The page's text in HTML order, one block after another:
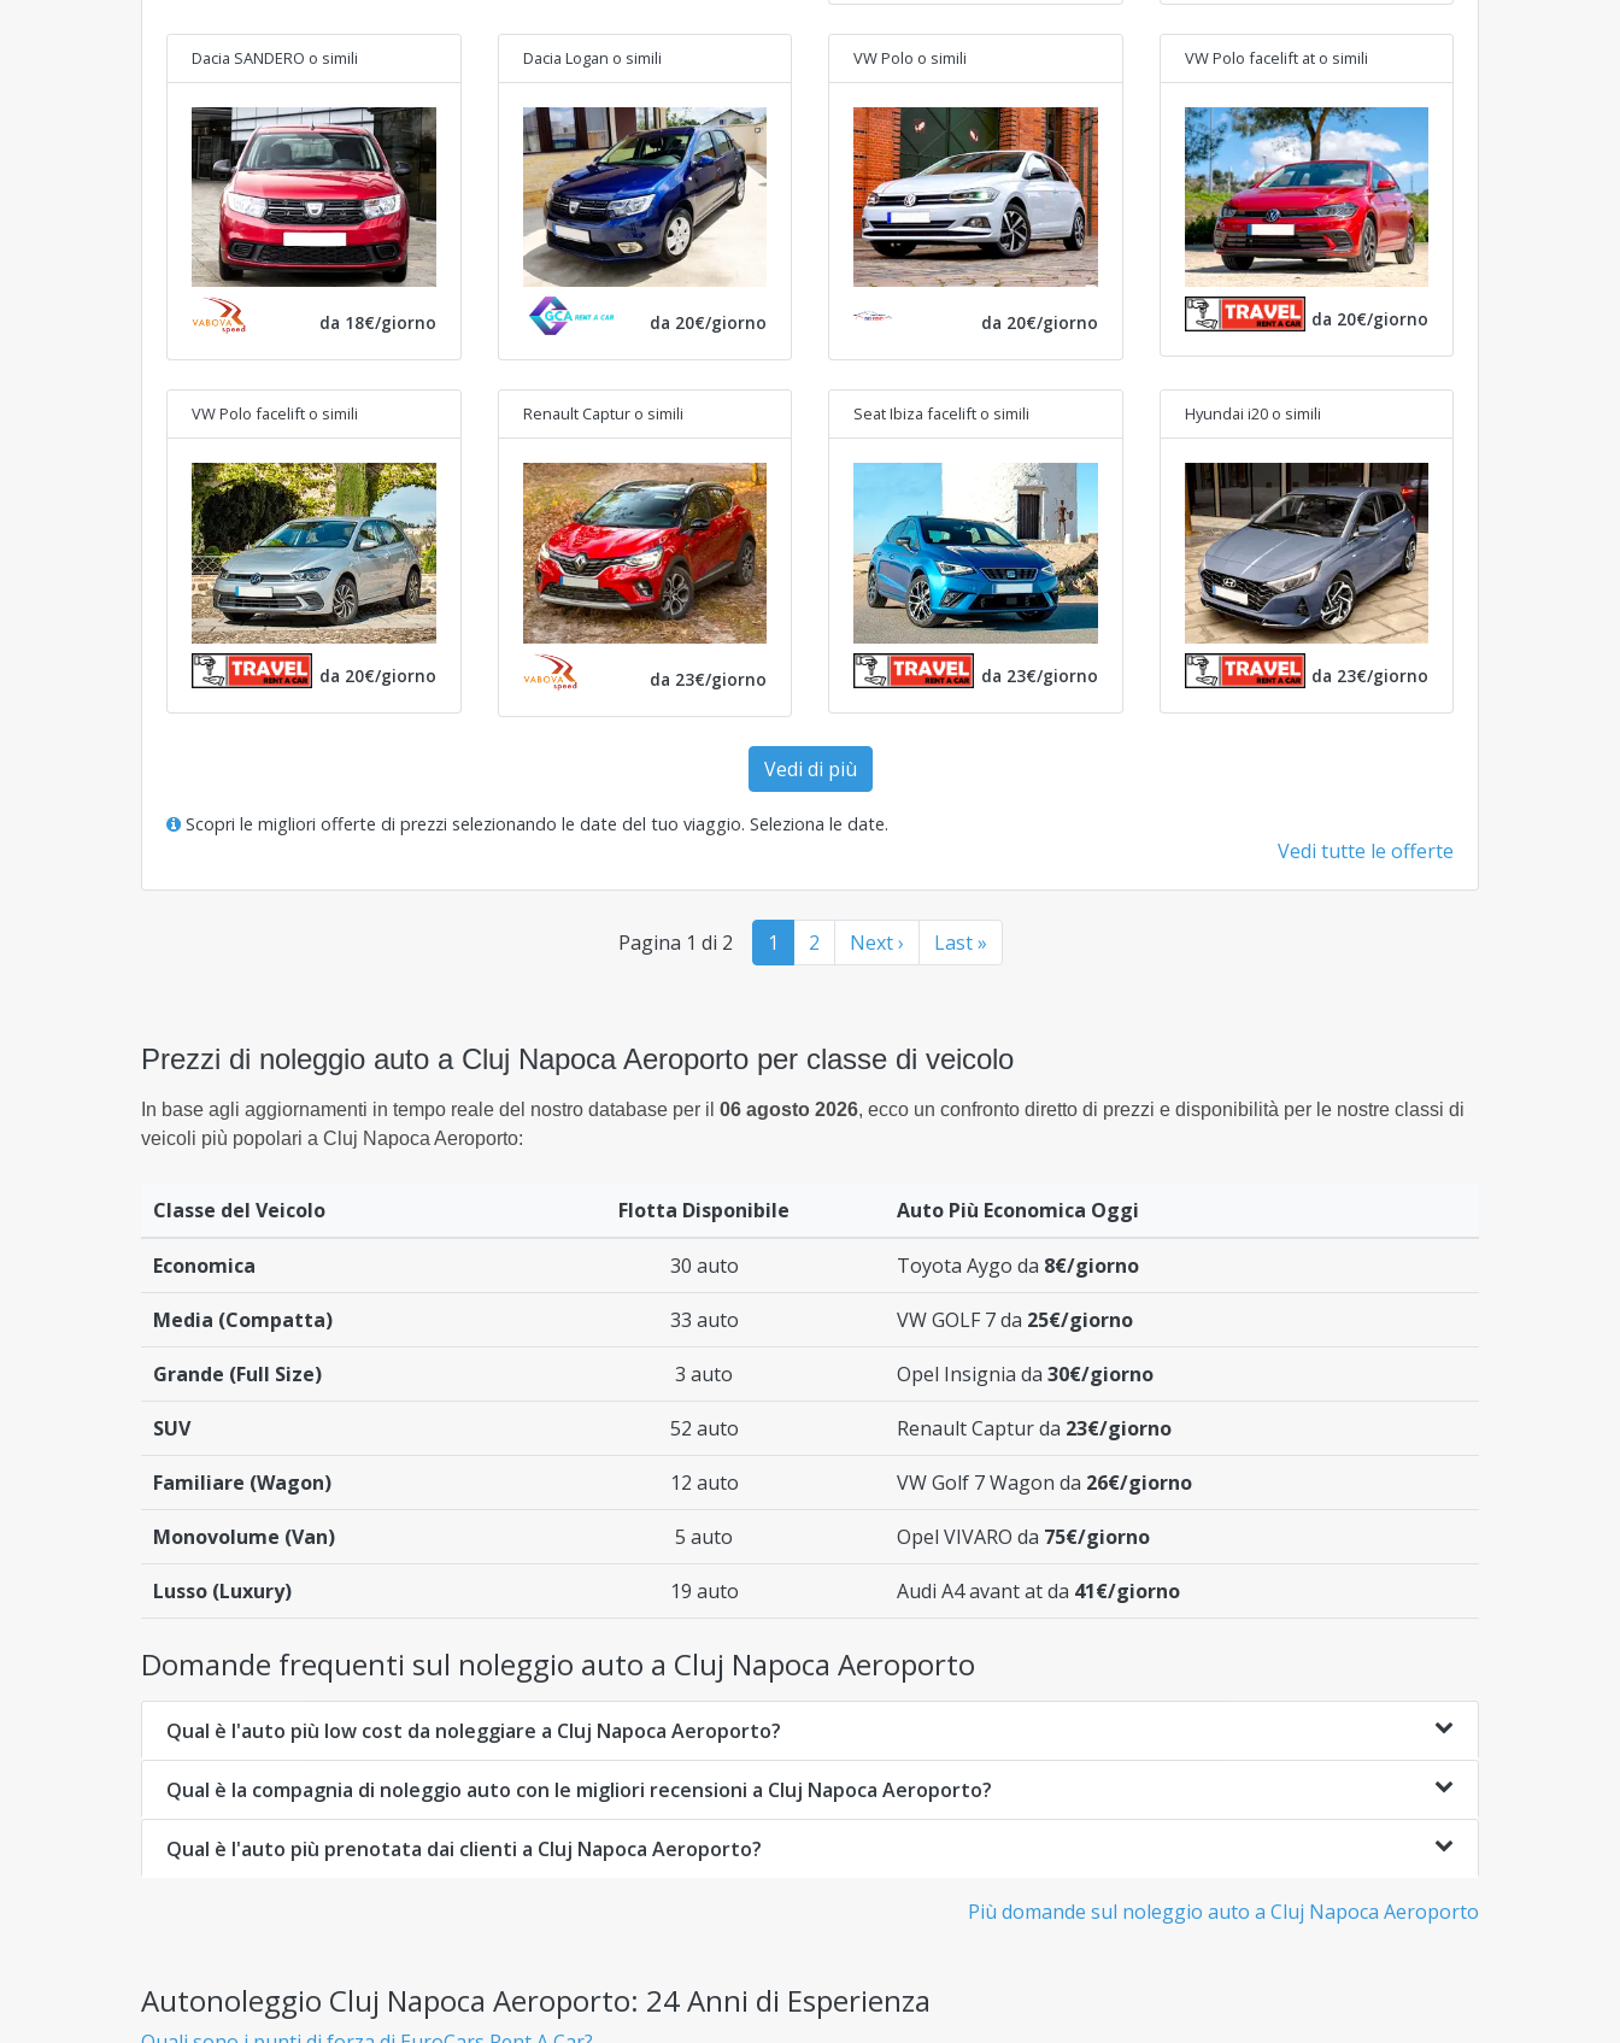
Dacia SANDERO o simili
da 18€/giorno
Dacia Logan o simili
da 20€/giorno
VW Polo o simili
da 20€/giorno
VW Polo facelift at o simili
da 20€/giorno
VW Polo facelift o simili
da 20€/giorno
Renault Captur o simili
da 23€/giorno
Seat Ibiza facelift o simili
da 23€/giorno
Hyundai i20 o simili
da 23€/giorno
Vedi di più
Scopri le migliori offerte di prezzi selezionando le date del tuo viaggio. Seleziona le date.
Vedi tutte le offerte
Pagina 1 di 2 1 2 Next › Last »
Prezzi di noleggio auto a Cluj Napoca Aeroporto per classe di veicolo
In base agli aggiornamenti in tempo reale del nostro database per il 06 agosto 2026, ecco un confronto diretto di prezzi e disponibilità per le nostre classi di
veicoli più popolari a Cluj Napoca Aeroporto:
Classe del Veicolo Flotta Disponibile Auto Più Economica Oggi
Economica 30 auto Toyota Aygo da 8€/giorno
Media (Compatta) 33 auto VW GOLF 7 da 25€/giorno
Grande (Full Size) 3 auto Opel Insignia da 30€/giorno
SUV 52 auto Renault Captur da 23€/giorno
Familiare (Wagon) 12 auto VW Golf 7 Wagon da 26€/giorno
Monovolume (Van) 5 auto Opel VIVARO da 75€/giorno
Lusso (Luxury) 19 auto Audi A4 avant at da 41€/giorno
Domande frequenti sul noleggio auto a Cluj Napoca Aeroporto
Qual è l'auto più low cost da noleggiare a Cluj Napoca Aeroporto?
Qual è la compagnia di noleggio auto con le migliori recensioni a Cluj Napoca Aeroporto?
Qual è l'auto più prenotata dai clienti a Cluj Napoca Aeroporto?
Più domande sul noleggio auto a Cluj Napoca Aeroporto
Autonoleggio Cluj Napoca Aeroporto: 24 Anni di Esperienza